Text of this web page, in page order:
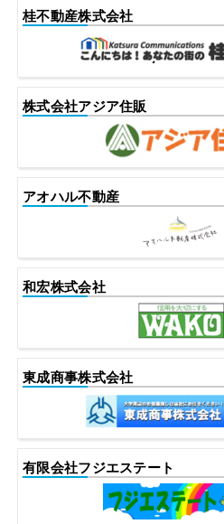
桂不動産株式会社
株式会社アジア住販
アオハル不動産
和宏株式会社
東成商事株式会社
有限会社フジエステート